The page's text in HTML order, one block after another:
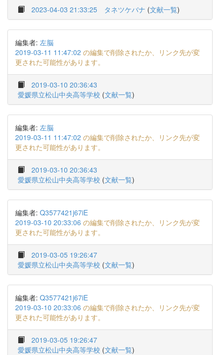
2023-04-03 21:33:25 タネツケバナ (文献一覧)
編集者: 左脳
2019-03-11 11:47:02 の編集で削除されたか、リンク先が変
更された可能性があります。
2019-03-10 20:36:43
愛媛県立松山中央高等学校 (文献一覧)
編集者: 左脳
2019-03-11 11:47:02 の編集で削除されたか、リンク先が変
更された可能性があります。
2019-03-10 20:36:43
愛媛県立松山中央高等学校 (文献一覧)
編集者: Q3577421j67iE
2019-03-10 20:33:06 の編集で削除されたか、リンク先が変
更された可能性があります。
2019-03-05 19:26:47
愛媛県立松山中央高等学校 (文献一覧)
編集者: Q3577421j67iE
2019-03-10 20:33:06 の編集で削除されたか、リンク先が変
更された可能性があります。
2019-03-05 19:26:47
愛媛県立松山中央高等学校 (文献一覧)